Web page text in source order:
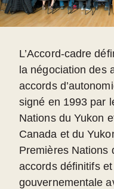
L’Accord-cadre
la négociation des
accords
signé en 1993 par
Nations du Yukon
Canada et du
Premières Nations
accords définitifs
gouvernementale